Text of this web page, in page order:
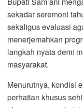
sekadar seremoni
sekaligus evaluasi
menerjemahkan
langkah nyata demi
masyarakat.
Menurutnya, kondisi
perhatian khusus